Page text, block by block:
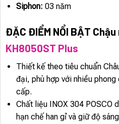
Siphon: 03 năm
ĐẶC ĐIỂM NỔI BẬT
KH8050ST Plus
Thiết kế theo tiêu chuẩn
đại, phù hợp với nhiều
cấp.
Chất liệu INOX 304 POSCO
hạn chế han gỉ và giữ độ